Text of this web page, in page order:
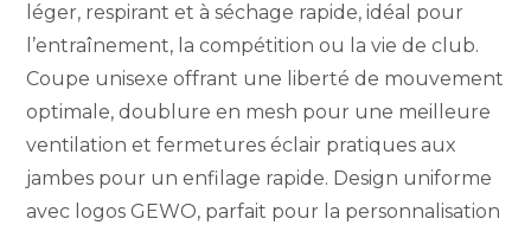
léger, respirant et à séchage rapide, idéal pour
l’entraînement, la compétition ou la vie de club.
Coupe unisexe offrant une liberté de mouvement
optimale, doublure en mesh pour une meilleure
ventilation et fermetures éclair pratiques aux
jambes pour un enfilage rapide. Design uniforme
avec logos GEWO, parfait pour la personnalisation